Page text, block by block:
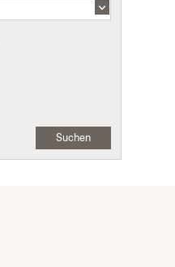
Suchen